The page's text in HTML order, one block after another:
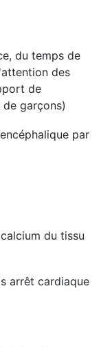
du temps de
des
de
garçons)
par
du tissu
arrêt cardiaque